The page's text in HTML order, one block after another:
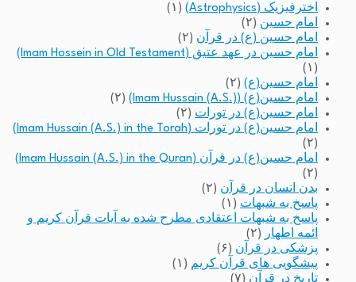
اخترفیزیک (Astrophysics)
(۱)
امام حسین (۲)
امام حسین (ع) در قرآن (۲)
امام حسین در عهد عتیق (Imam Hossein in Old Testament)
(۱)
امام حسین(ع) (۲)
امام حسین(ع) (Imam Hussain (A.S.))
(۲)
امام حسین(ع) در تورات (۲)
امام حسین(ع) در تورات (Imam Hussain (A.S.) in the Torah)
(۲)
امام حسین(ع) در قرآن (Imam Hussain (A.S.) in the Quran)
(۲)
بدن انسان در قرآن (۲)
پاسخ به شبهات (۱)
پاسخ به شبهات اعتقادی مطرح شده به آیات قرآن کریم و
ائمه اطهار
(۲)
پزشکی در قرآن (۶)
پیشگویی های قرآن کریم (۱)
تاریخ در قرآن (۷)